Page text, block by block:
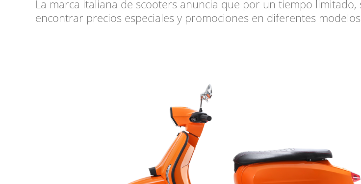
La marca italiana de scooters anuncia que por un tiempo limitado,
encontrar precios especiales y promociones en diferentes